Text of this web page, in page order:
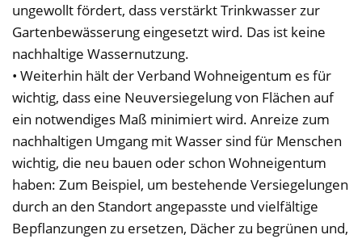
ungewollt fördert, dass verstärkt Trinkwasser zur
Gartenbewässerung eingesetzt wird. Das ist keine
nachhaltige Wassernutzung.
• Weiterhin hält der Verband Wohneigentum es für
wichtig, dass eine Neuversiegelung von Flächen auf
ein notwendiges Maß minimiert wird. Anreize zum
nachhaltigen Umgang mit Wasser sind für Menschen
wichtig, die neu bauen oder schon Wohneigentum
haben: Zum Beispiel, um bestehende Versiegelungen
durch an den Standort angepasste und vielfältige
Bepflanzungen zu ersetzen, Dächer zu begrünen und,